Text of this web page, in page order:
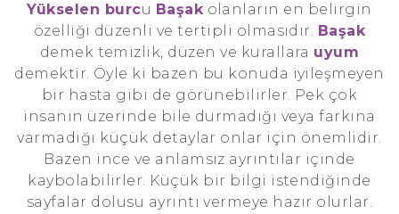
Yükselen burcu Başakolanların en belirgin
özelliği düzenli ve tertipli olmasıdır. Başak
demek temizlik, düzen ve kurallara uyum
demektir. Öyle ki bazen bu konuda iyileşmeyen
bir hasta gibi de görünebilirler. Pek çok
insanın üzerinde bile durmadığı veya farkına
varmadığı küçük detaylar onlar için önemlidir.
Bazen ince ve anlamsız ayrıntılar içinde
kaybolabilirler. Küçük bir bilgi istendiğinde
sayfalar dolusu ayrıntı vermeye hazır olurlar.